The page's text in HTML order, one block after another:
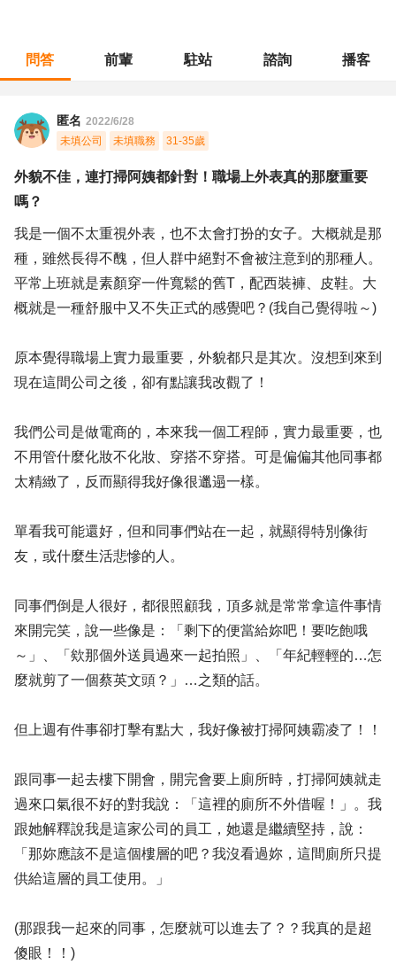
問答 前輩 駐站 諮詢 播客
匿名 2022/6/28
未填公司
未填職務 31-35歲
外貌不佳，連打掃阿姨都針對！職場上外表真的那麼重要
嗎？
我是一個不太重視外表，也不太會打扮的女子。大概就是那
種，雖然長得不醜，但人群中絕對不會被注意到的那種人。
平常上班就是素顏穿一件寬鬆的舊T，配西裝褲、皮鞋。大
概就是一種舒服中又不失正式的感覺吧？(我自己覺得啦～)
原本覺得職場上實力最重要，外貌都只是其次。沒想到來到
現在這間公司之後，卻有點讓我改觀了！
我們公司是做電商的，本來我一個工程師，實力最重要，也
不用管什麼化妝不化妝、穿搭不穿搭。可是偏偏其他同事都
太精緻了，反而顯得我好像很邋遢一樣。
單看我可能還好，但和同事們站在一起，就顯得特別像街
友，或什麼生活悲慘的人。
同事們倒是人很好，都很照顧我，頂多就是常常拿這件事情
來開完笑，說一些像是：「剩下的便當給妳吧！要吃飽哦
～」、「欸那個外送員過來一起拍照」、「年紀輕輕的…怎
麼就剪了一個蔡英文頭？」…之類的話。
但上週有件事卻打擊有點大，我好像被打掃阿姨霸凌了！！
跟同事一起去樓下開會，開完會要上廁所時，打掃阿姨就走
過來口氣很不好的對我說：「這裡的廁所不外借喔！」。我
跟她解釋說我是這家公司的員工，她還是繼續堅持，說：
「那妳應該不是這個樓層的吧？我沒看過妳，這間廁所只提
供給這層的員工使用。」
(那跟我一起來的同事，怎麼就可以進去了？？我真的是超
傻眼！！)